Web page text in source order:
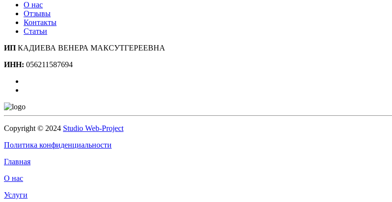
О нас
Отзывы
Контакты
Статьи
ИП КАДИЕВА ВЕНЕРА МАКСУТГЕРЕЕВНА
ИНН: 056211587694
Copyright © 2024 Studio Web-Project
Политика конфиденциальности
Главная
О нас
Услуги